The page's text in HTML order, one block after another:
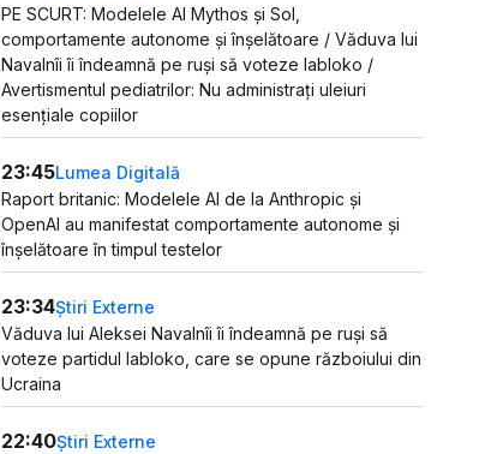
PE SCURT: Modelele AI Mythos și Sol,
comportamente autonome și înșelătoare / Văduva lui
Navalnîi îi îndeamnă pe ruși să voteze Iabloko /
Avertismentul pediatrilor: Nu administrați uleiuri
esențiale copiilor
23:45Lumea Digitală
Raport britanic: Modelele AI de la Anthropic și
OpenAI au manifestat comportamente autonome și
înșelătoare în timpul testelor
23:34Știri Externe
Văduva lui Aleksei Navalnîi îi îndeamnă pe ruși să
voteze partidul Iabloko, care se opune războiului din
Ucraina
22:40Știri Externe